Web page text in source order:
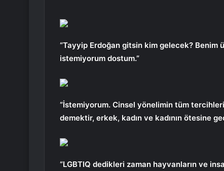
“Tayyip Erdoğan gitsin kim gelecek? Benim
istemiyorum dostum.”
“İstemiyorum. Cinsel yönelimin tüm
demektir, erkek, kadın ve kadının ötesine
“LGBTIQ dedikleri zaman hayvanların ve